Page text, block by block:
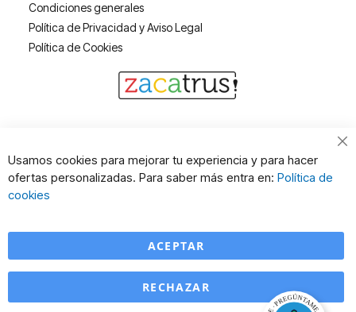
Condiciones generales
Política de Privacidad y Aviso Legal
Política de Cookies
Usamos cookies para mejorar tu experiencia y para hacer
ofertas personalizadas. Para saber más entra en: Política de
cookies
ACEPTAR
RECHAZAR